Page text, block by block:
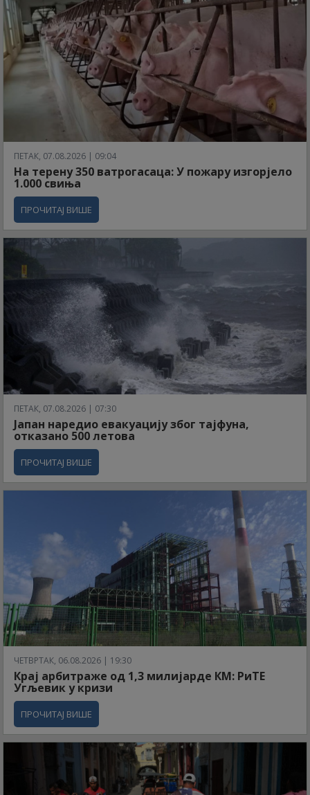
ПЕТАК, 07.08.2026 | 09:04
На терену 350 ватрогасаца: У пожару изгорјело
1.000 свиња
ПРОЧИТАЈ ВИШЕ
ПЕТАК, 07.08.2026 | 07:30
Јапан наредио евакуацију због тајфуна,
отказано 500 летова
ПРОЧИТАЈ ВИШЕ
ЧЕТВРТАК, 06.08.2026 | 19:30
Крај арбитраже од 1,3 милијарде КМ: РиТЕ
Угљевик у кризи
ПРОЧИТАЈ ВИШЕ